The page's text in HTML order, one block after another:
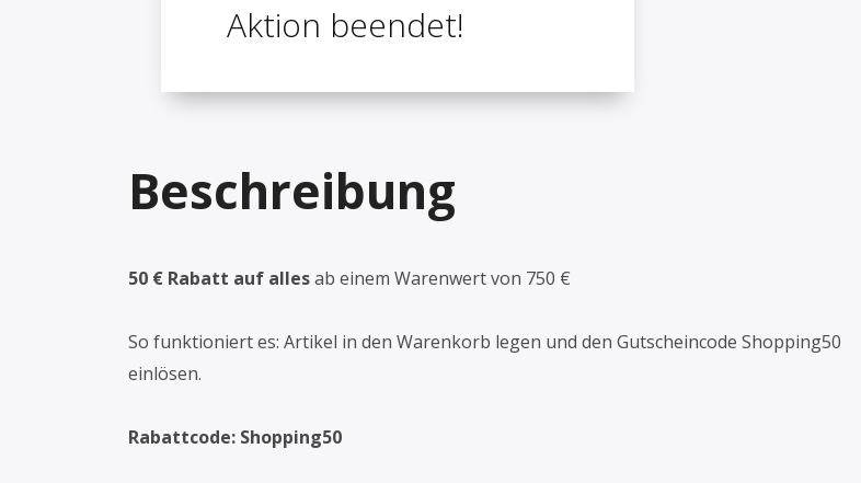
Aktion beendet!
Beschreibung
50 € Rabatt auf allesab einem Warenwert von 750 €
So funktioniert es: Artikel in den Warenkorb legen und den Gutscheincode Shopping50
einlösen.
Rabattcode: Shopping50